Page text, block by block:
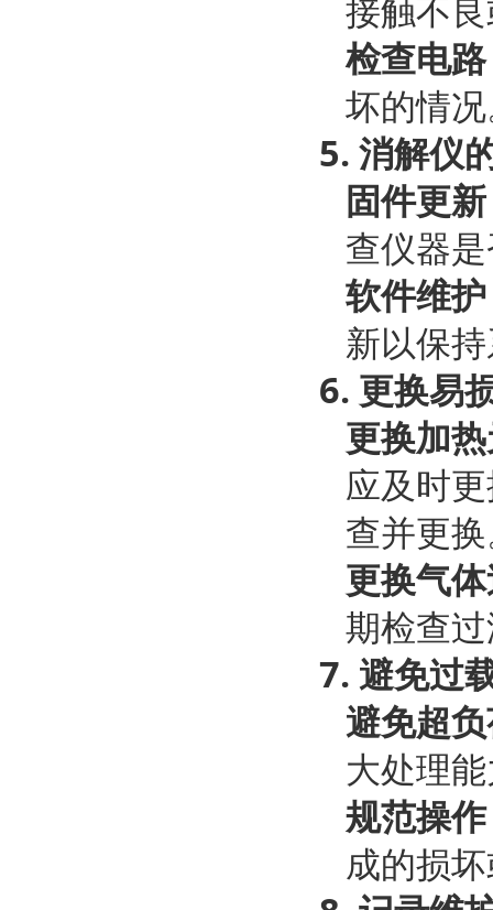
接触不
检查电
坏的情
5. 消解仪
固件更
查仪器
软件维
新以保
6.更换易
更换加
应及时
查并更
更换气
期检查
7. 避免过
避免超
大处理
规范操
成的损